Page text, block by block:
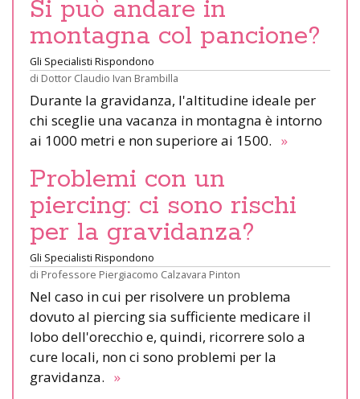
Si può andare in
montagna col pancione?
Gli Specialisti Rispondono
di Dottor Claudio Ivan Brambilla
Durante la gravidanza, l'altitudine ideale per
chi sceglie una vacanza in montagna è intorno
ai 1000 metri e non superiore ai 1500. »
Problemi con un
piercing: ci sono rischi
per la gravidanza?
Gli Specialisti Rispondono
di Professore Piergiacomo Calzavara Pinton
Nel caso in cui per risolvere un problema
dovuto al piercing sia sufficiente medicare il
lobo dell'orecchio e, quindi, ricorrere solo a
cure locali, non ci sono problemi per la
gravidanza. »